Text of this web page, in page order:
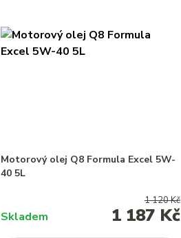
Motorový olej Q8 Formula Excel 5W-
40 5L
1 120 Kč
1 187 Kč
Skladem